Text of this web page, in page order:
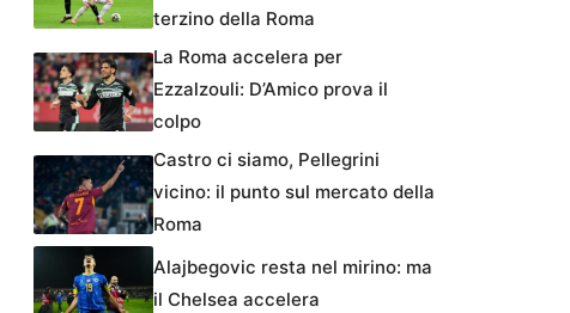
terzino della Roma
La Roma accelera per
Ezzalzouli: D’Amico prova il
colpo
Castro ci siamo, Pellegrini
vicino: il punto sul mercato della
Roma
Alajbegovic resta nel mirino: ma
il Chelsea accelera